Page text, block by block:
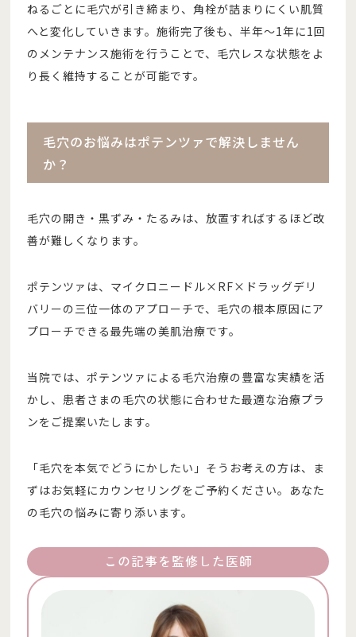
ねるごとに毛穴が引き締まり、角栓が詰まりにくい肌質
へと変化していきます。施術完了後も、半年〜1年に1回
のメンテナンス施術を行うことで、毛穴レスな状態をよ
り長く維持することが可能です。
毛穴のお悩みはポテンツァで解決しません
か？
毛穴の開き・黒ずみ・たるみは、放置すればするほど改
善が難しくなります。
ポテンツァは、マイクロニードル×RF×ドラッグデリ
バリーの三位一体のアプローチで、毛穴の根本原因にア
プローチできる最先端の美肌治療です。
当院では、ポテンツァによる毛穴治療の豊富な実績を活
かし、患者さまの毛穴の状態に合わせた最適な治療プラ
ンをご提案いたします。
「毛穴を本気でどうにかしたい」そうお考えの方は、ま
ずはお気軽にカウンセリングをご予約ください。あなた
の毛穴の悩みに寄り添います。
この記事を監修した医師